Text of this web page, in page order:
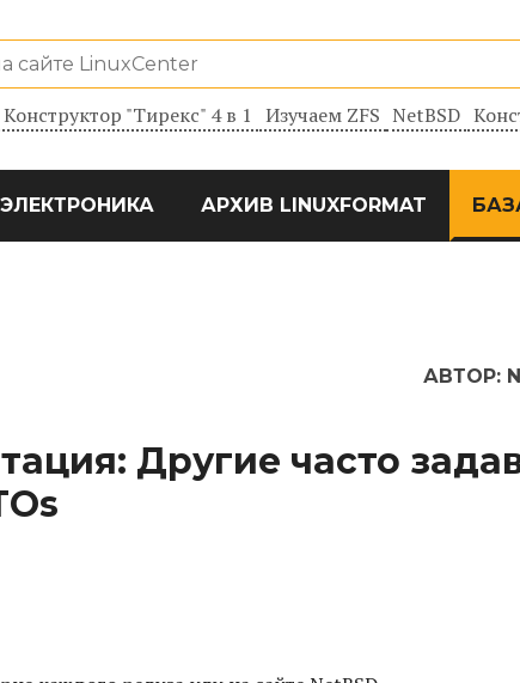
Конструктор "Тирекс" 4 в 1 Изучаем ZFS NetBSD
ЭЛЕКТРОНИКА АРХИВ LINUXFORMAT
АВТОР:
Другие часто